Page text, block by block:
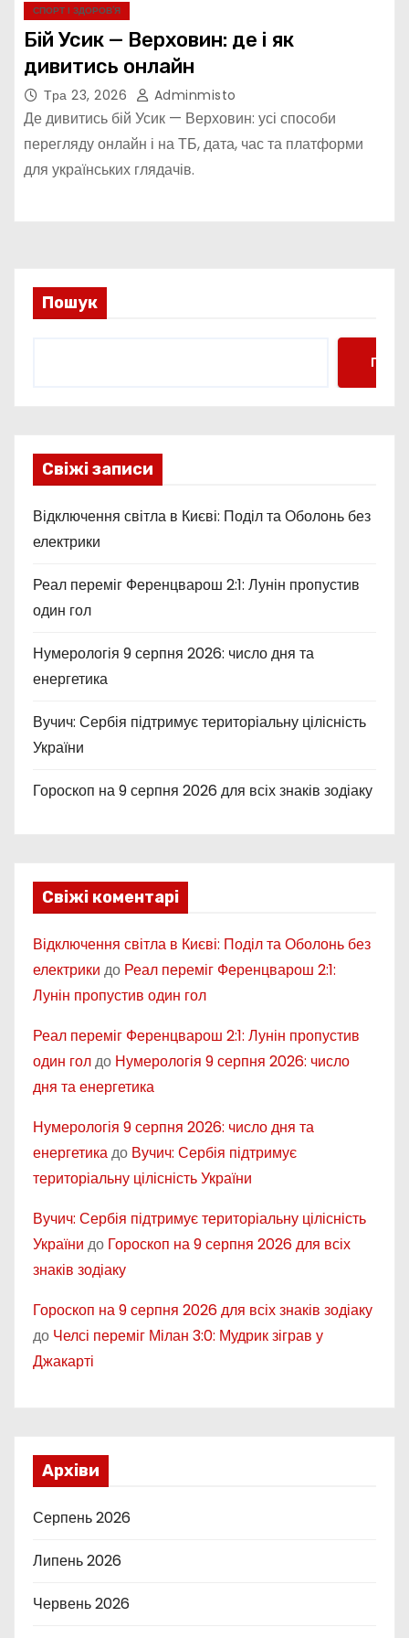
СПОРТ І ЗДОРОВ’Я
Бій Усик — Верховин: де і як
дивитись онлайн
Тра 23, 2026 Adminmisto
Де дивитись бій Усик — Верховин: усі способи
перегляду онлайн і на ТБ, дата, час та платформи
для українських глядачів.
Пошук
Свіжі записи
Відключення світла в Києві: Поділ та Оболонь без
електрики
Реал переміг Ференцварош 2:1: Лунін пропустив
один гол
Нумерологія 9 серпня 2026: число дня та
енергетика
Вучич: Сербія підтримує територіальну цілісність
України
Гороскоп на 9 серпня 2026 для всіх знаків зодіаку
Свіжі коментарі
Відключення світла в Києві: Поділ та Оболонь без
електрики до Реал переміг Ференцварош 2:1:
Лунін пропустив один гол
Реал переміг Ференцварош 2:1: Лунін пропустив
один голдо Нумерологія 9 серпня 2026: число
дня та енергетика
Нумерологія 9 серпня 2026: число дня та
енергетикадо Вучич: Сербія підтримує
територіальну цілісність України
Вучич: Сербія підтримує територіальну цілісність
України до Гороскоп на 9 серпня 2026 для всіх
знаків зодіаку
Гороскоп на 9 серпня 2026 для всіх знаків зодіаку
до Челсі переміг Мілан 3:0: Мудрик зіграв у
Джакарті
Архіви
Серпень 2026
Липень 2026
Червень 2026